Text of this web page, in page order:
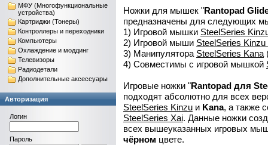
МФУ (Многофункциональные
устройства)
Картриджи (Тонеры)
Контроллеры и переходники
Компьютеры
Охлаждение и моддинг
Телевизоры
Радиодетали
Дополнительные аксессуары
Авторизация
Логин
Пароль
Ножки для мышек "Rantopad
предназначены для следующих
1) Игровой мышки SteelSeries
2) Игровой мыши SteelSeries Kinzu
3) Манипулятора SteelSeries Kana
4) Совместимы с игровой мышкой
Игровые ножки "Rantopad для
подходят абсолютно для всех
SteelSeries Kinzu и Kana, а также
SteelSeries Xai. Данные ножки
всех вышеуказанных игровых
чёрном цвете.